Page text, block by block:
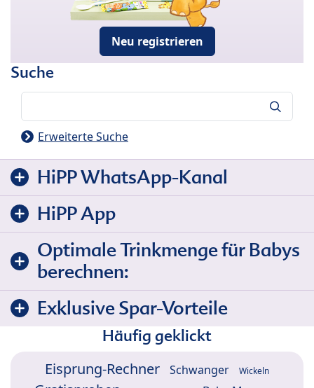
Neu registrieren
Suche
Erweiterte Suche
HiPP WhatsApp-Kanal
HiPP App
Optimale Trinkmenge für Babys
berechnen:
Exklusive Spar-Vorteile
Häufig geklickt
Eisprung-Rechner Schwanger Wickeln